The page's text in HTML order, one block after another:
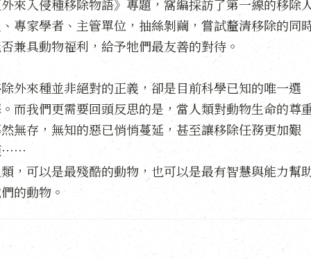
來入侵種移除物語》專題，窩編採訪了第一線的移除
專家學者、主管單位，抽絲剝繭，嘗試釐清移除的同
兼具動物福利，給予牠們最友善的對待。
外來種並非絕對的正義，卻是目前科學已知的唯一選
而我們更需要回頭反思的是，當人類對動物生命的尊
無存，無知的惡已悄悄蔓延，甚至讓移除任務更加艱
⋯⋯
，可以是最殘酷的動物，也可以是最有智慧與能力幫
的動物。